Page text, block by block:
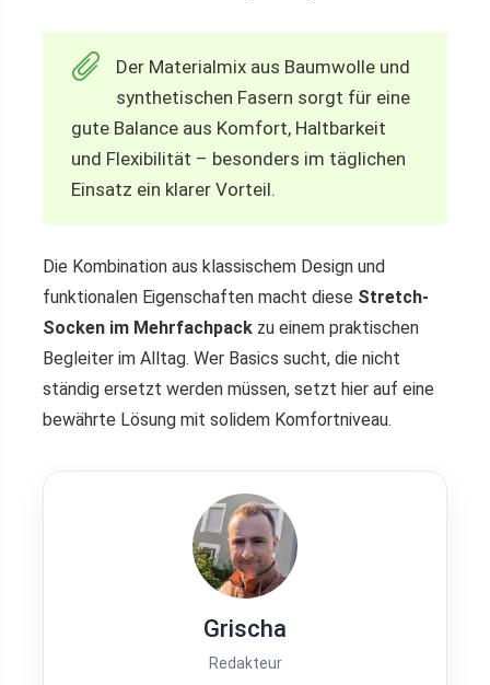
Der Materialmix aus Baumwolle und
synthetischen Fasern sorgt für eine
gute Balance aus Komfort, Haltbarkeit
und Flexibilität – besonders im täglichen
Einsatz ein klarer Vorteil.
Die Kombination aus klassischem Design und
funktionalen Eigenschaften macht diese Stretch-
Socken im Mehrfachpack zu einem praktischen
Begleiter im Alltag. Wer Basics sucht, die nicht
ständig ersetzt werden müssen, setzt hier auf eine
bewährte Lösung mit solidem Komfortniveau.
Grischa
Redakteur